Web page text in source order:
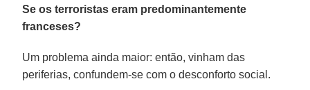
Se os terroristas eram predominantemente
franceses?
Um problema ainda maior: então, vinham das
periferias, confundem-se com o desconforto social.